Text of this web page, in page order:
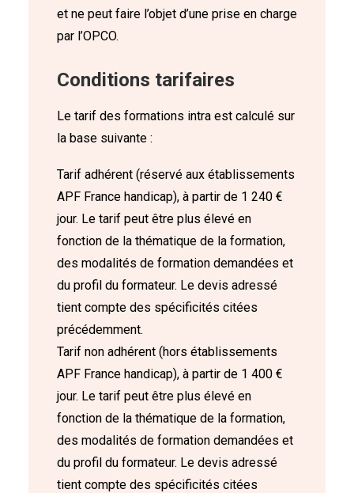
et ne peut faire l’objet d’une prise en charge
par l’OPCO.
Conditions tarifaires
Le tarif des formations intra est calculé sur
la base suivante :
Tarif adhérent (réservé aux établissements
APF France handicap), à partir de 1 240 €
jour. Le tarif peut être plus élevé en
fonction de la thématique de la formation,
des modalités de formation demandées et
du profil du formateur. Le devis adressé
tient compte des spécificités citées
précédemment.
Tarif non adhérent (hors établissements
APF France handicap), à partir de 1 400 €
jour. Le tarif peut être plus élevé en
fonction de la thématique de la formation,
des modalités de formation demandées et
du profil du formateur. Le devis adressé
tient compte des spécificités citées